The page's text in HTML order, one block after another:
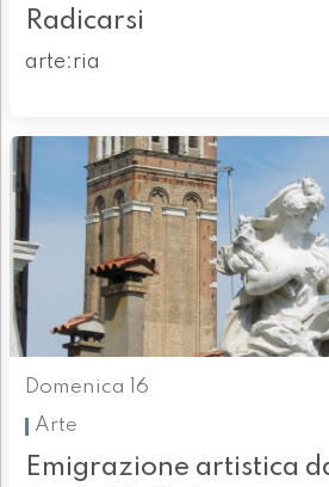
Radicarsi
arte:ria
Domenica 16
Arte
Emigrazione artistica